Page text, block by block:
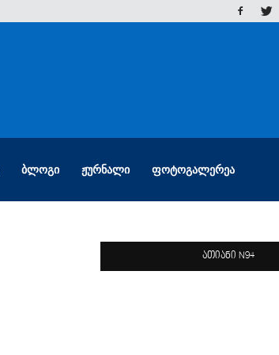
ᲑᲚᲝᲒᲘ ᲟᲣᲠᲜᲐᲚᲘ ᲤᲝᲢᲝᲒᲐᲚᲔᲠᲔᲐ
ათიანი N94